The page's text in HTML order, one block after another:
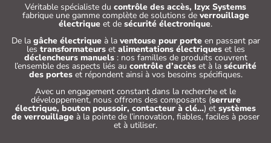
Véritable spécialiste du contrôle des accès, Izyx Systems
fabrique une gamme complète de solutions de verrouillage
électrique et de sécurité électronique.
De la gâche électriqueà la ventouse pour porteen passant par
les transformateurset alimentations électriqueset les
déclencheurs manuels: nos familles de produits couvrent
l’ensemble des aspects liés au contrôle d’accès et à la sécurité
des porteset répondent ainsi à vos besoins spécifiques.
Avec un engagement constant dans la recherche et le
développement, nous offrons des composants (serrure
électrique, bouton poussoir, contacteur à clé…) et systèmes
de verrouillage à la pointe de l’innovation, fiables, faciles à poser
et à utiliser.